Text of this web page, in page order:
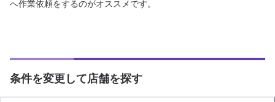
へ作業依頼をするのがオススメです。
条件を変更して店舗を探す